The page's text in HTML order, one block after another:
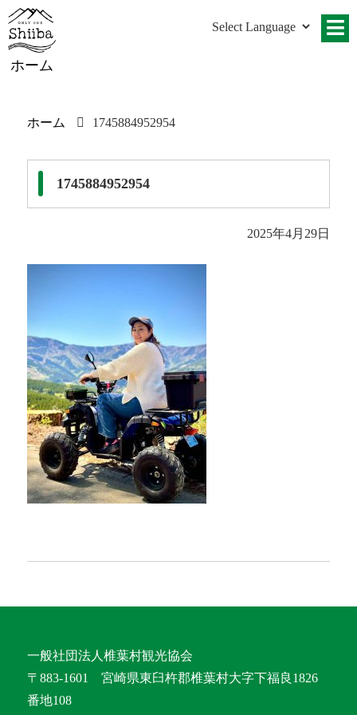
ホーム
ホーム 1745884952954
1745884952954
2025年4月29日
一般社団法人椎葉村観光協会
〒883-1601 宮崎県東臼杵郡椎葉村大字下福良1826
番地108